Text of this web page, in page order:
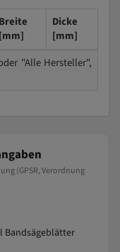
Breite
[mm]
Dicke
[mm]
"Alle Hersteller",
(GPSR, Verordnung
Bandsägeblätter